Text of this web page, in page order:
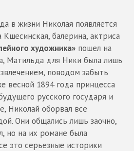
в жизни Николая появляется
балерина, актриса
художника» пошел на
Матильда для Ники была лишь
поводом забыть
весной 1894 года принцесса
русского государя и
Николай оборвал все
Они общались лишь заочно,
но на их романе была
это серьезные историки